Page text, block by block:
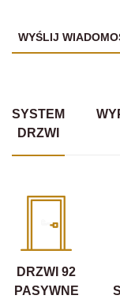
SYSTEM
DRZWI
DRZWI 92
PASYWNE